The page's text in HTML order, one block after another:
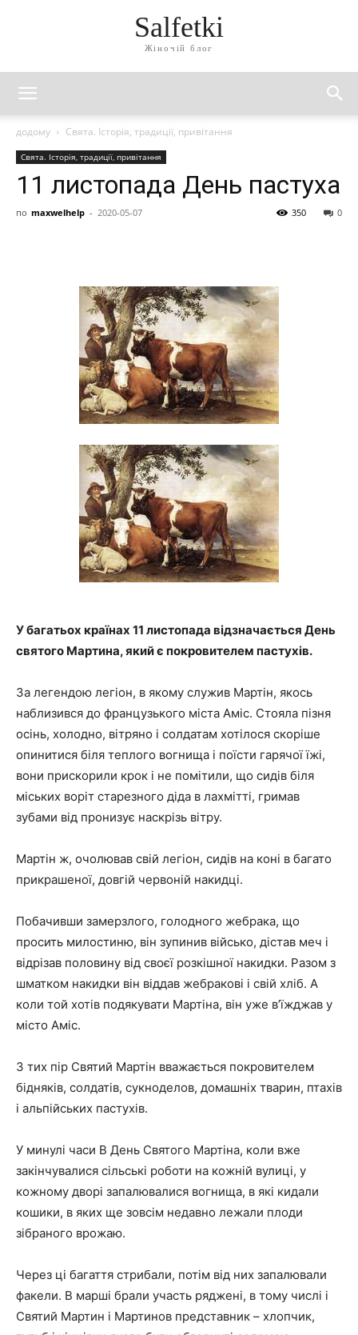
Salfetki
Жіночій блог
додому Свята. Історія, традиції, привітання
Свята. Історія, традиції, привітання
11 листопада День пастуха
по maxwelhelp - 2020-05-07 0
350
У багатьох країнах 11 листопада відзначається День
святого Мартина, який є покровителем пастухів.
За легендою легіон, в якому служив Мартін, якось
наблизився до французького міста Аміс. Стояла пізня
осінь, холодно, вітряно і солдатам хотілося скоріше
опинитися біля теплого вогнища і поїсти гарячої їжі,
вони прискорили крок і не помітили, що сидів біля
міських воріт старезного діда в лахмітті, гримав
зубами від пронизує наскрізь вітру.
Мартін ж, очолював свій легіон, сидів на коні в багато
прикрашеної, довгій червоній накидці.
Побачивши замерзлого, голодного жебрака, що
просить милостиню, він зупинив військо, дістав меч і
відрізав половину від своєї розкішної накидки. Разом з
шматком накидки він віддав жебракові і свій хліб. А
коли той хотів подякувати Мартіна, він уже в’їжджав у
місто Аміс.
З тих пір Святий Мартін вважається покровителем
бідняків, солдатів, сукноделов, домашніх тварин, птахів
і альпійських пастухів.
У минулі часи В День Святого Мартіна, коли вже
закінчувалися сільські роботи на кожній вулиці, у
кожному дворі запалювалися вогнища, в які кидали
кошики, в яких ще зовсім недавно лежали плоди
зібраного врожаю.
Через ці багаття стрибали, потім від них запалювали
факели. В марші брали участь ряджені, в тому числі і
Святий Мартин і Мартинов представник – хлопчик,